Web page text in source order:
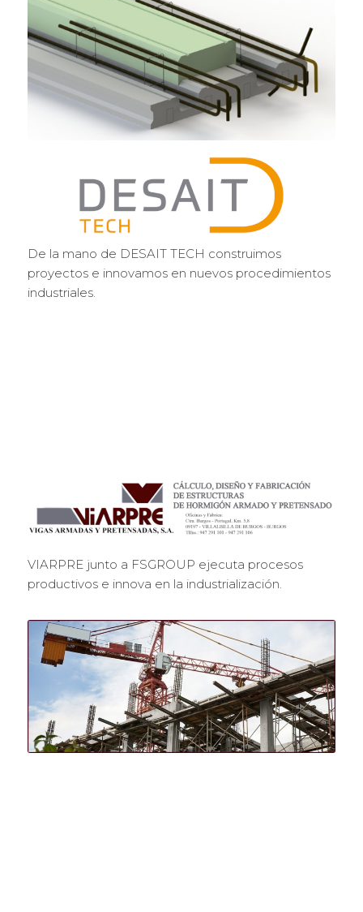
De la mano de DESAIT TECH construimos
proyectos e innovamos en nuevos procedimientos
industriales.
VIARPRE junto a FSGROUP ejecuta procesos
productivos e innova en la industrialización.